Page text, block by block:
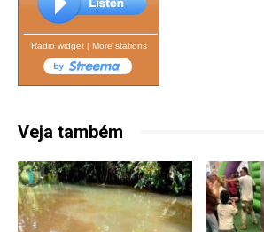
Radio widget| More stations
Veja também